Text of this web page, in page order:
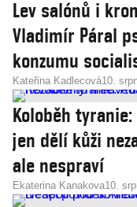
Lev salónů i
Vladimír Páral
konzumu
Kateřina Kadlecová10.
Koloběh
jen dělí kůži
ale nespraví
Ekaterina Kanakova10.